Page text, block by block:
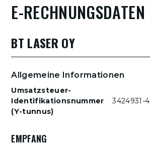
E-RECHNUNGSDATEN
BT LASER OY
Allgemeine Informationen
Umsatzsteuer-
Identifikationsnummer
(Y-tunnus)
3424931-4
EMPFANG